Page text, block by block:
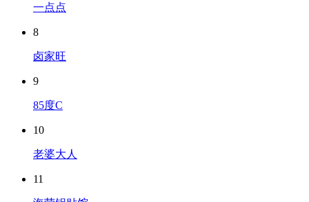
一点点
8
卤家旺
9
85度C
10
老婆大人
11